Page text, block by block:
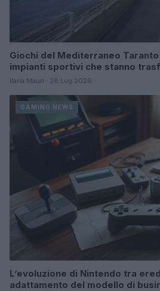
Giochi del Mediterraneo
impianti sportivi che stanno
Ilaria Mauri · 28 Lug 2026
GAMING NEWS
L’evoluzione di Nintendo tra
adattamento del modello di